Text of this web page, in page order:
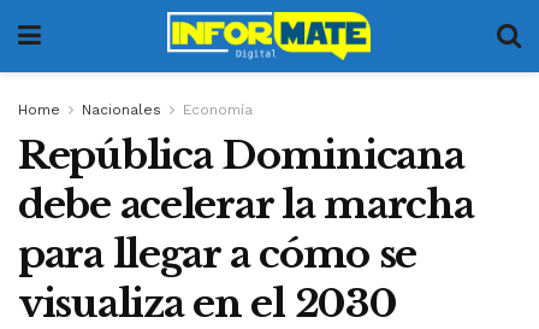
Home Nacionales Economía
República Dominicana
debe acelerar la marcha
para llegar a cómo se
visualiza en el 2030